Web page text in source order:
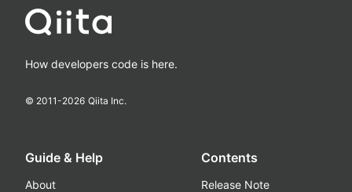
How developers code is here.
© 2011-2026 Qiita Inc.
Guide & Help
About
Contents
Release Note